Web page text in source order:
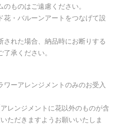
ものはご遠慮ください。
花・バルーンアートをつなげて設
された場合、納品時にお断りする
承ください。
ワーアレンジメントのみのお受入
レンジメントに花以外のものが含
ただきますようお願いいたしま